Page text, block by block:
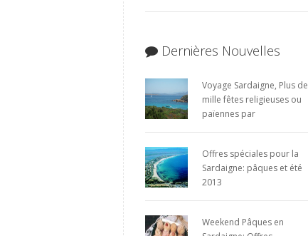
Dernières Nouvelles
Voyage Sardaigne, Plus de
mille fêtes religieuses ou
païennes par
Offres spéciales pour la
Sardaigne: pâques et été
2013
Weekend Pâques en